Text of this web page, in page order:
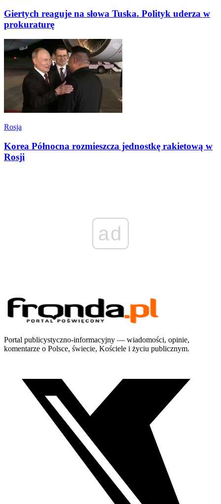
Giertych reaguje na słowa Tuska. Polityk uderza w
prokuraturę
Rosja
Korea Północna rozmieszcza jednostkę rakietową w
Rosji
ad
Portal publicystyczno-informacyjny — wiadomości, opinie,
komentarze o Polsce, świecie, Kościele i życiu publicznym.